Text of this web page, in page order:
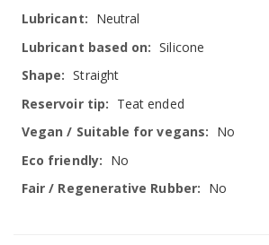
Neutral
Silicone
Straight
Teat ended
No
No
No